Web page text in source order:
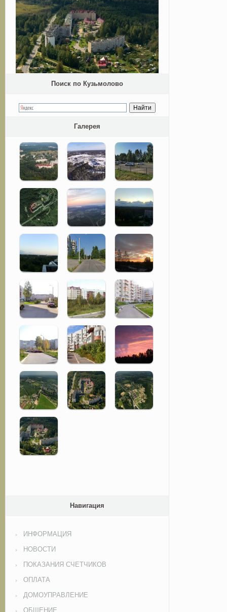
Поиск по Кузьмолово
Галерея
Навигация
ИНФОРМАЦИЯ
НОВОСТИ
ПОКАЗАНИЯ СЧЕТЧИКОВ
ОПЛАТА
ДОМОУПРАВЛЕНИЕ
ОБЩЕНИЕ